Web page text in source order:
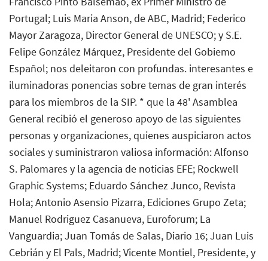
Portugal; Luis Maria Anson, de ABC, Madrid; Federico
Mayor Zaragoza, Director General de UNESCO; y S.E.
Felipe González Márquez, Presidente del Gobiemo
Español; nos deleitaron con profundas. interesantes e
iluminadoras ponencias sobre temas de gran interés
para los miembros de la SIP. * que la 48' Asamblea
General recibió el generoso apoyo de las siguientes
personas y organizaciones, quienes auspiciaron actos
sociales y suministraron valiosa información: Alfonso
S. Palomares y la agencia de noticias EFE; Rockwell
Graphic Systems; Eduardo Sánchez Junco, Revista
Hola; Antonio Asensio Pizarra, Ediciones Grupo Zeta;
Manuel Rodriguez Casanueva, Euroforum; La
Vanguardia; Juan Tomás de Salas, Diario 16; Juan Luis
Cebrián y El Pals, Madrid; Vicente Montiel, Presidente, y